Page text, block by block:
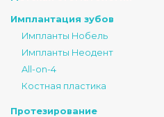
Имплантация зубов
Импланты Нобель
Импланты Неодент
All-on-4
Костная пластика
Протезирование